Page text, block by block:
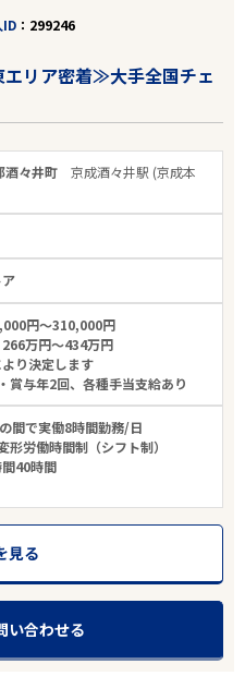
ID 299246
エリア密着≫大手全国チェ
酒々井町京成酒々井駅 (京成本
円～310,000円
万円～434万円
り決定します
賞与年2回、各種手当支給あり
間で実働8時間勤務/日
形労働時間制（シフト制）
40時間
見る
い合わせる